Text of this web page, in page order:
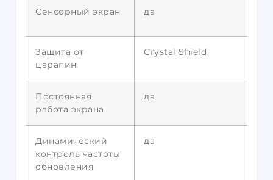
Сенсорный экран да
Защита от
царапин
Crystal Shield
Постоянная
работа экрана
да
Динамический
контроль частоты
обновления
да